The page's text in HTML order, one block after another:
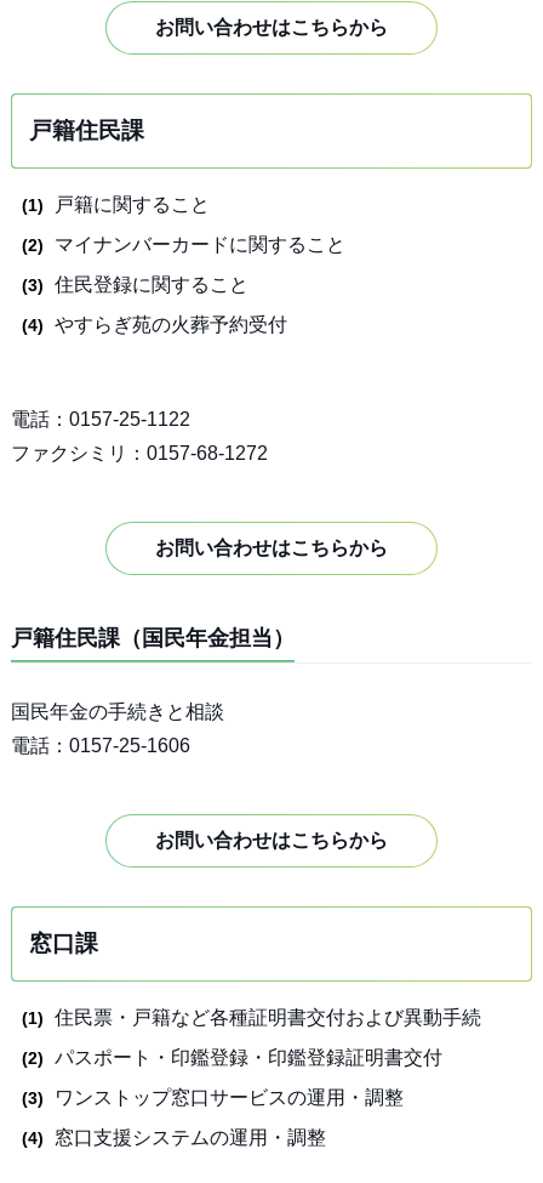
お問い合わせはこちらから
戸籍住民課
戸籍に関すること
マイナンバーカードに関すること
住民登録に関すること
やすらぎ苑の火葬予約受付
電話：0157-25-1122
ファクシミリ：0157-68-1272
お問い合わせはこちらから
戸籍住民課（国民年金担当）
国民年金の手続きと相談
電話：0157-25-1606
お問い合わせはこちらから
窓口課
住民票・戸籍など各種証明書交付および異動手続
パスポート・印鑑登録・印鑑登録証明書交付
ワンストップ窓口サービスの運用・調整
窓口支援システムの運用・調整